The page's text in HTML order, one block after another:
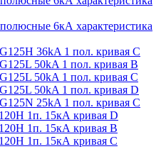
6кА характеристика
36kA 1 пол. кривая C
50kA 1 пол. кривая B
50kA 1 пол. кривая C
50kA 1 пол. кривая D
25kA 1 пол. кривая C
1п. 15кА кривая D
1п. 15кА кривая В
1п. 15кА кривая С